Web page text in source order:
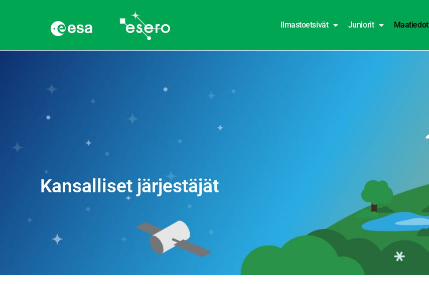
Ilmastoetsivät Juniorit Maatiedot
Kansalliset järjestäjät